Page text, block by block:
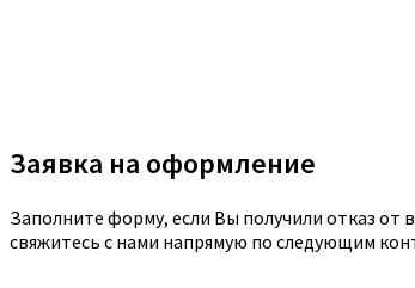
Заявка на оформление
Заполните форму, если Вы получили отказ от
свяжитесь с нами напрямую по следующим